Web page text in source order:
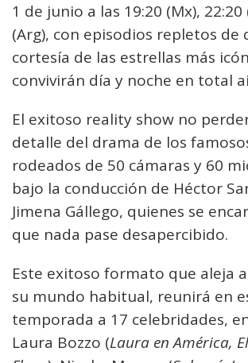
1 de junio a las 19:20 (Mx), 22:20
(Arg), con episodios repletos de
cortesía de las estrellas más
convivirán día y noche en total
El exitoso reality show no
detalle del drama de los
rodeados de 50 cámaras y 60
bajo la conducción de Héctor
Jimena Gállego, quienes se
que nada pase desapercibido.
Este exitoso formato que aleja
su mundo habitual, reunirá en
temporada a 17 celebridades,
Laura Bozzo (Laura en América,